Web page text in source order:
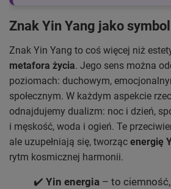
Znak Yin Yang jako
Znak Yin Yang to coś więcej niż
metafora życia. Jego sens można
poziomach: duchowym,
społecznym. W każdym aspekcie
odnajdujemy dualizm: noc i dzień,
i męskość, woda i ogień. Te
ale uzupełniają się, tworząc energię
rytm kosmicznej harmonii.
✔️ Yin energia – to